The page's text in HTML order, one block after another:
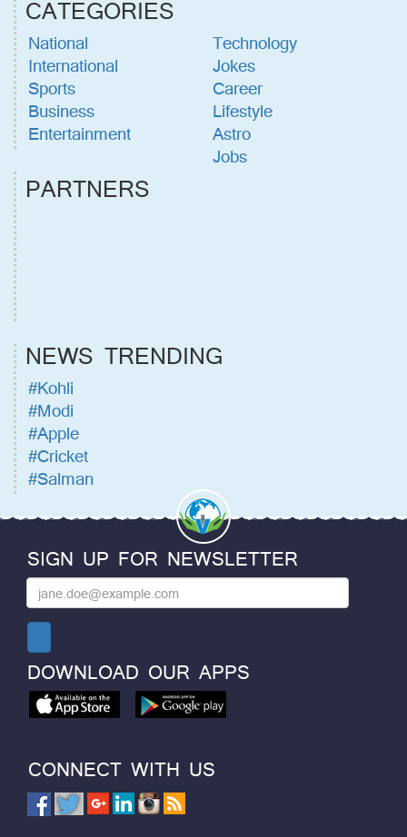
CATEGORIES
National
International
Sports
Business
Entertainment
Technology
Jokes
Career
Lifestyle
Astro
Jobs
PARTNERS
NEWS TRENDING
#Kohli
#Modi
#Apple
#Cricket
#Salman
SIGN UP FOR NEWSLETTER
DOWNLOAD OUR APPS
CONNECT WITH US